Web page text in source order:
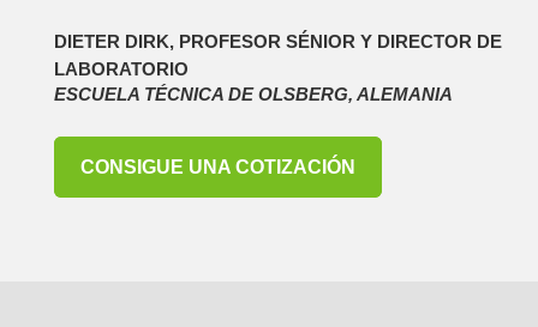
DIETER DIRK, PROFESOR SÉNIOR Y DIRECTOR DE
LABORATORIO
ESCUELA TÉCNICA DE OLSBERG, ALEMANIA
CONSIGUE UNA COTIZACIÓN